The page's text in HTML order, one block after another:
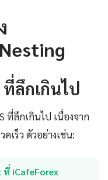
ลึกเกินไป
ที่ลึกเกินไป เนื่องจาก
เร็ว ตัวอย่างเช่น:
ที่ iCafeForex